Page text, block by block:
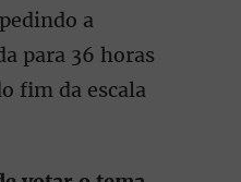
a
para 36 horas
fim da escala